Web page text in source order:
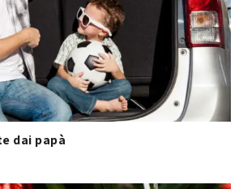
dai papà